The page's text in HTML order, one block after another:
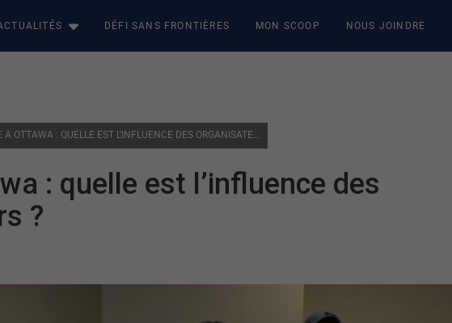
DÉFI SANS FRONTIÈRES MON SCOOP NOUS JOINDRE
SIÈGE À OTTAWA : QUELLE EST L’INFLUENCE DES ORGANISATEURS ?
: quelle est l’influence des
?